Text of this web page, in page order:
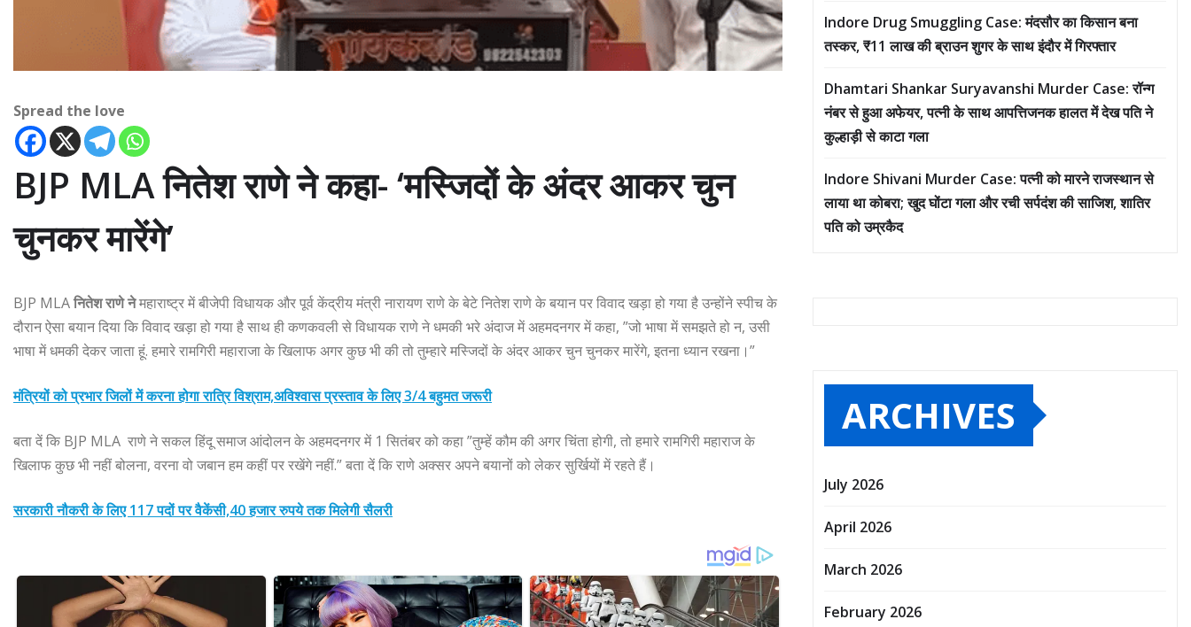
Spread the love
BJP MLA नितेश राणे ने कहा- ‘मस्जिदों के अंदर आकर चुन
चुनकर मारेंगे’
BJP MLAनितेश राणे नेमहाराष्ट्र में बीजेपी विधायक और पूर्व केंद्रीय मंत्री नारायण राणे के बेटे नितेश राणे के बयान पर विवाद खड़ा हो गया है उन्होंने स्पीच के
दौरान ऐसा बयान दिया कि विवाद खड़ा हो गया है साथ ही कणकवली से विधायक राणे ने धमकी भरे अंदाज में अहमदनगर में कहा, ”जो भाषा में समझते हो न, उसी
भाषा में धमकी देकर जाता हूं. हमारे रामगिरी महाराजा के खिलाफ अगर कुछ भी की तो तुम्हारे मस्जिदों के अंदर आकर चुन चुनकर मारेंगे, इतना ध्यान रखना।”
मंत्रियों को प्रभार जिलों में करना होगा रात्रि विश्राम,अविश्वास प्रस्ताव के लिए 3/4 बहुमत जरूरी
बता दें कि BJP MLA राणे ने सकल हिंदू समाज आंदोलन के अहमदनगर में 1 सितंबर को कहा ”तुम्हें कौम की अगर चिंता होगी, तो हमारे रामगिरी महाराज के
खिलाफ कुछ भी नहीं बोलना, वरना वो जबान हम कहीं पर रखेंगे नहीं.” बता दें कि राणे अक्सर अपने बयानों को लेकर सुर्खियों में रहते हैं।
सरकारी नौकरी के लिए 117 पदों पर वैकेंसी,40 हजार रुपये तक मिलेगी सैलरी
Indore Drug Smuggling Case: मंदसौर का किसान बना
तस्कर, ₹11 लाख की ब्राउन शुगर के साथ इंदौर में गिरफ्तार
Dhamtari Shankar Suryavanshi Murder Case: रॉन्ग
नंबर से हुआ अफेयर, पत्नी के साथ आपत्तिजनक हालत में देख पति ने
कुल्हाड़ी से काटा गला
Indore Shivani Murder Case: पत्नी को मारने राजस्थान से
लाया था कोबरा; खुद घोंटा गला और रची सर्पदंश की साजिश, शातिर
पति को उम्रकैद
ARCHIVES
July 2026
April 2026
March 2026
February 2026